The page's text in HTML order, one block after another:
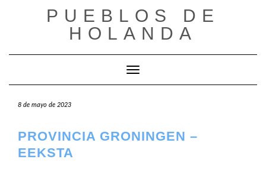
PUEBLOS DE
HOLANDA
Cambiar modo de navegación
8 de mayo de 2023
PROVINCIA GRONINGEN –
EEKSTA